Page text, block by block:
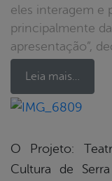
eles interagem e
principalmente
apresentação”,
Leia mais…
O Projeto:
Cultura de